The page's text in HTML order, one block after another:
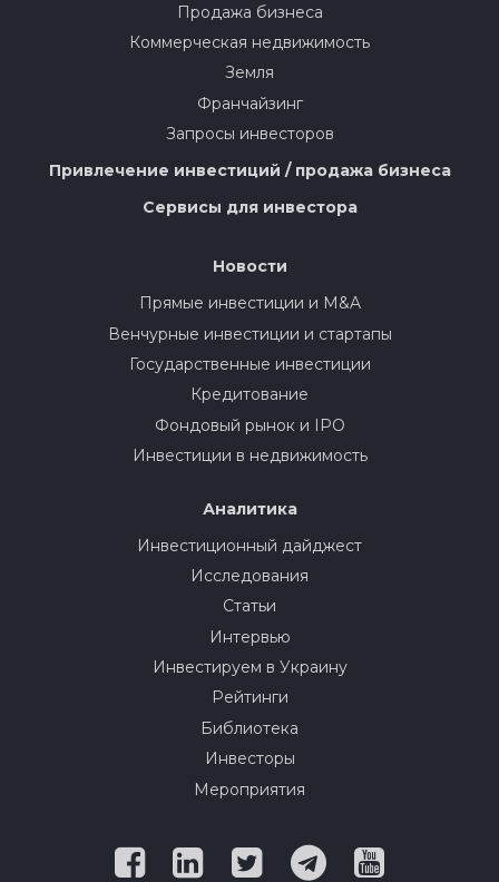
Продажа бизнеса
Коммерческая недвижимость
Земля
Франчайзинг
Запросы инвесторов
Привлечение инвестиций / продажа бизнеса
Сервисы для инвестора
Новости
Прямые инвестиции и M&A
Венчурные инвестиции и стартапы
Государственные инвестиции
Кредитование
Фондовый рынок и IPO
Инвестиции в недвижимость
Аналитика
Инвестиционный дайджест
Исследования
Статьи
Интервью
Инвестируем в Украину
Рейтинги
Библиотека
Инвесторы
Мероприятия